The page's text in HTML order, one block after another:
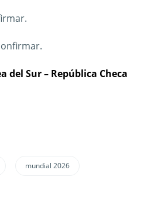
del Sur – República Checa
mundial 2026